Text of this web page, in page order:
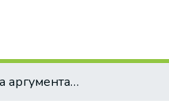
Імплікативна аргументація в промовах Президента України Володимира Зеленського